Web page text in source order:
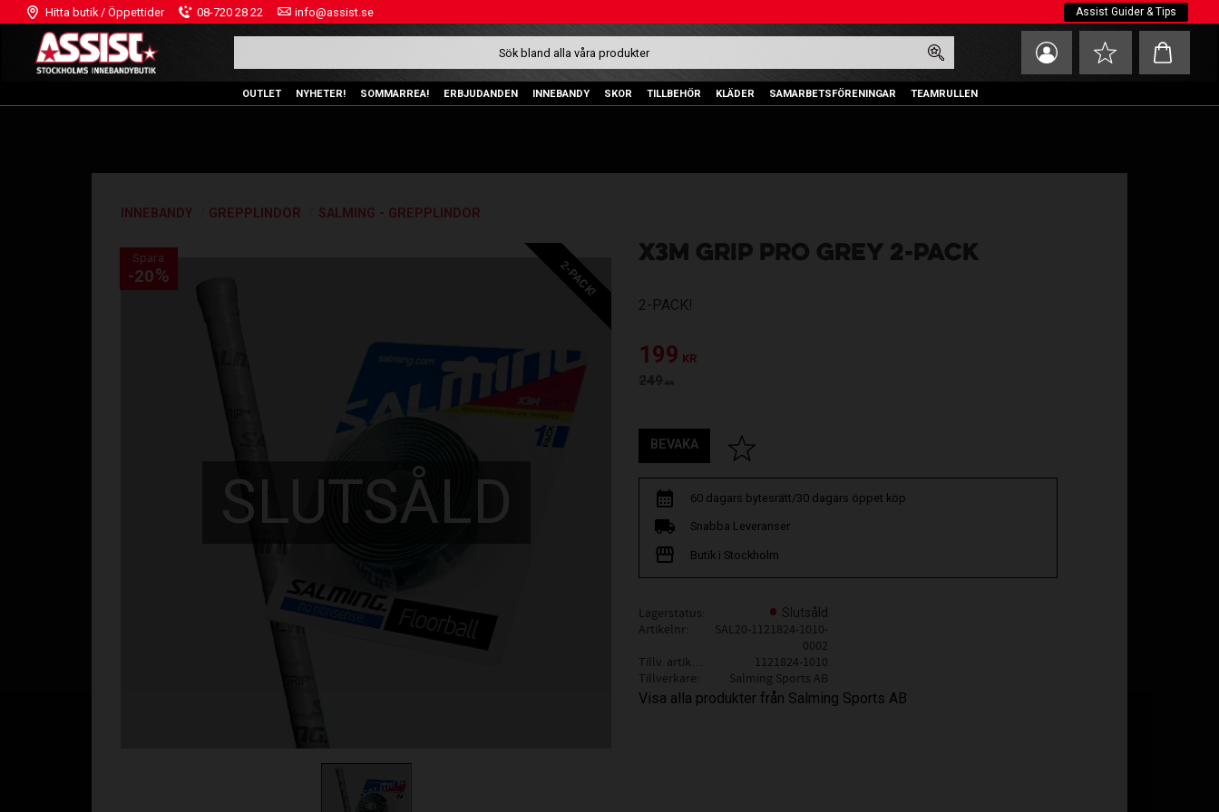
Hitta butik / Öppettider 08-720 28 22 info@assist.se Assist Guider & Tips
Favoriter
Kundvagn
OUTLET NYHETER! SOMMARREA! ERBJUDANDEN INNEBANDY SKOR TILLBEHÖR KLÄDER SAMARBETSFÖRENINGAR TEAMRULLEN
INNEBANDY GREPPLINDOR SALMING - GREPPLINDOR
X3M GRIP PRO GREY 2-PACK
2-PACK!
Spara
20% 2-PACK!
SLUTSÅLD
Nedsatt pris:
199 KR
Ordinarie pris:
249KR
Lägg till i favoriter
BEVAKA
60 dagars bytesrätt/30 dagars öppet köp
Snabba Leveranser
Butik i Stockholm
Lagerstatus Slutsåld
Artikelnr
SAL20-1121824-1010-
0002
Tillv. artikelnr
1121824-1010
Tillverkare
Salming Sports AB
Visa alla produkter från Salming Sports AB